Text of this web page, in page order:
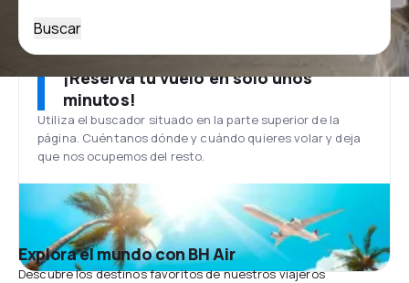
Buscar
¡Reserva tu vuelo en solo unos
minutos!
Utiliza el buscador situado en la parte superior de la
página. Cuéntanos dónde y cuándo quieres volar y deja
que nos ocupemos del resto.
Explora el mundo con BH Air
Descubre los destinos favoritos de nuestros viajeros